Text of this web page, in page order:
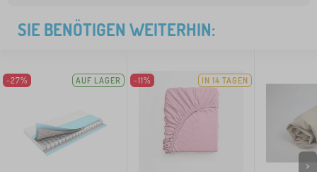
SIE BENÖTIGEN WEITERHIN:
-27% AUF LAGER -11% IN 14 TAGEN
>